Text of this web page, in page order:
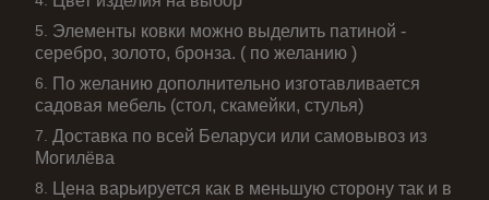
Элементы ковки можно выделить патиной -
серебро, золото, бронза. ( по желанию )
По желанию дополнительно изготавливается
садовая мебель (стол, скамейки, стулья)
Доставка по всей Беларуси или самовывоз из
Могилёва
Цена варьируется как в меньшую сторону так и в